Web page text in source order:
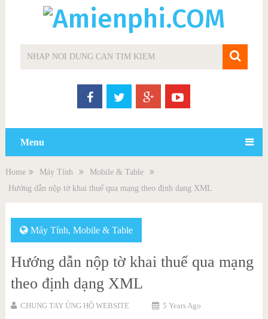
Menu
Home Máy Tính
Mobile & Table
Hướng dẫn nộp tờ khai thuế qua mạng theo định dạng XML
Máy Tính, Mobile & Table
Hướng dẫn nộp tờ khai thuế qua mạng
theo định dạng XML
CHUNG TAY ỦNG HỘ WEBSITE 5 Years Ago